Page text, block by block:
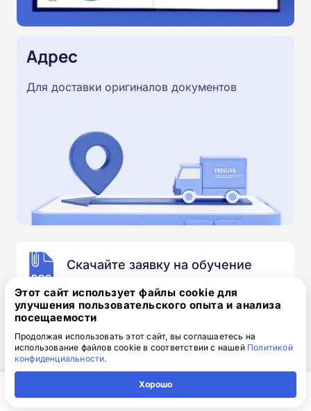
Адрес
Для доставки оригиналов документов
Скачайте заявку на обучение
Скачайте шаблон, заполните и отправьте по
электронной почте
Обязательно укажите контактный номер телефон.
Наш специалист свяжется с вами и утонит все
детали.
Этот сайт использует файлы cookie для
улучшения пользовательского опыта и анализа
посещаемости
Продолжая использовать этот сайт, вы соглашаетесь на
использование файлов cookie в соответствии с нашей Политикой
конфиденциальности.
Хорошо